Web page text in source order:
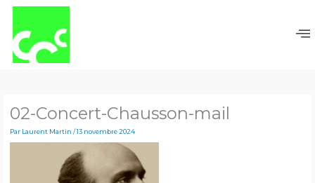
02-Concert-Chausson-mail
Par Laurent Martin /13 novembre 2024